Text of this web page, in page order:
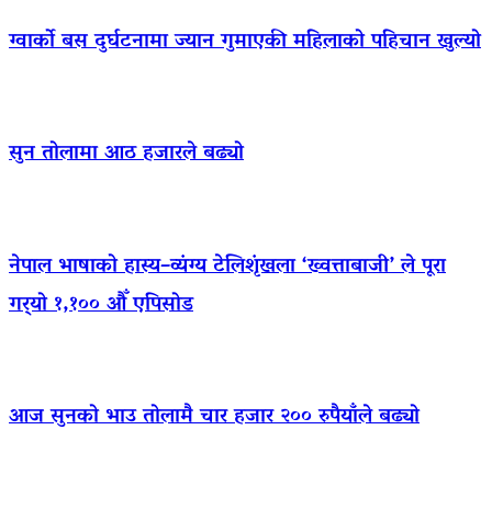
ग्वार्को बस दुर्घटनामा ज्यान गुमाएकी महिलाको पहिचान खुल्यो
सुन तोलामा आठ हजारले बढ्यो
नेपाल भाषाको हास्य–व्यंग्य टेलिशृंखला ‘ख्वत्ताबाजी’ ले पूरा
गर्‍यो १,१०० औँ एपिसोड
आज सुनको भाउ तोलामै चार हजार २०० रुपैयाँले बढ्यो